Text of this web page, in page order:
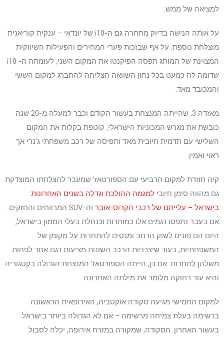
למציאה של ממש.
על אותה הנישה בדיוק מתחרה גם ה-i10 של יונדאי – ענקית קוריאנית
מוצלחת נוספת. על אף שבזכות פערי המחירים והפעילות השיווקית
המצוינת של המותג תפסה הפיקנטו את המקום השני, לעומתה ה- i10
שדומה לה כמעט בכל נתון השוואה הצליחה להתברג למקום הששי
והמכובד מאד.
מאזדה 3, שהייתה המנצחת בעשור הקודם וכבר למעלה מ-20 שנה
כובשת את מגרש המכוניות הישראלי, קוטפת בקלות את המקום
השלישי עם תדמית חיובית מאד ותפיסה של רכב משפחתי ג’נרי אך
ראוי ואמין.
קיה חוזרת למקום הרביעי עם הספורטאז’ שמעבר להצלחתו המוצדקת
גם מהווה סימן חיובי למגמה ההולכת וגדלה בשנים האחרונות
בישראל – עלייתם של רכבי הקרוס-אובר
וה-SUV המרווחים והחזקים.
אם בעבר נתפסו דגמים אלו כמותרות וכנחלת בעלי הממון בישראל,
היום הם פונים לשוק הרחב ומנסים להתחרות על מקומן של
המשפחתיות, בעוד שיצרניות הרכב השונות מציעות דגם אחד לפחות
משלהן לתחרות. אם כן, הייתה הספורטאז’ המנצחת הגדולה בקטגוריה
והיא עוד רחוקה מלומר את מילתה האחרונה.
למקום החמישי מגיעה סקודה אוקטביה, האירופאית הראשונה
ברשימה בעלת צמיחה מרשימה – אם לא הגדולה ביותר בישראל
בעשור האחרון. הסקודה, שמקורה במזרח אירופה, יכלה לסבול